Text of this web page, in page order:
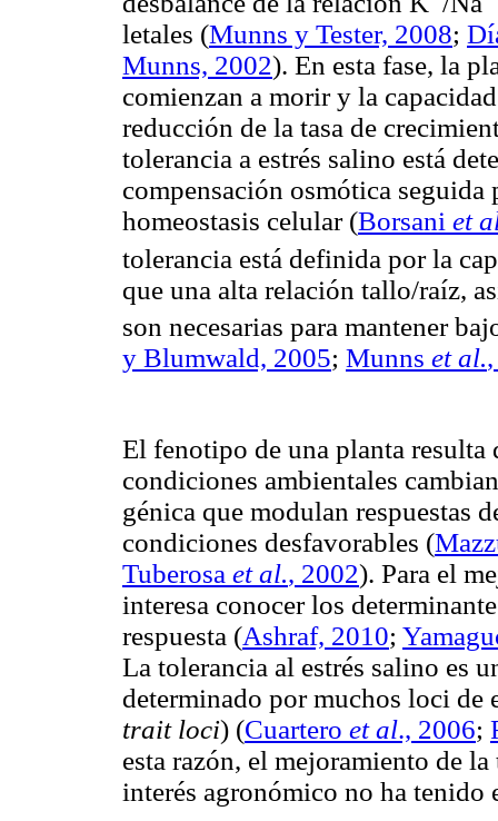
letales (Munns y Tester, 2008;
Munns, 2002). En esta fase, la
comienzan a morir y la
reducción de la tasa de
tolerancia a estrés salino está
compensación osmótica seguida
homeostasis celular (Borsani et
tolerancia está definida por la
que una alta relación tallo/raíz,
son necesarias para mantener
y Blumwald, 2005; Munns et al.
El fenotipo de una planta resulta
condiciones ambientales
génica que modulan respuestas
condiciones desfavorables (
Tuberosa et al., 2002). Para el
interesa conocer los
respuesta (Ashraf, 2010;
La tolerancia al estrés salino es
determinado por muchos loci
trait loci) (Cuartero et al., 2006;
esta razón, el mejoramiento de
interés agronómico no ha tenido